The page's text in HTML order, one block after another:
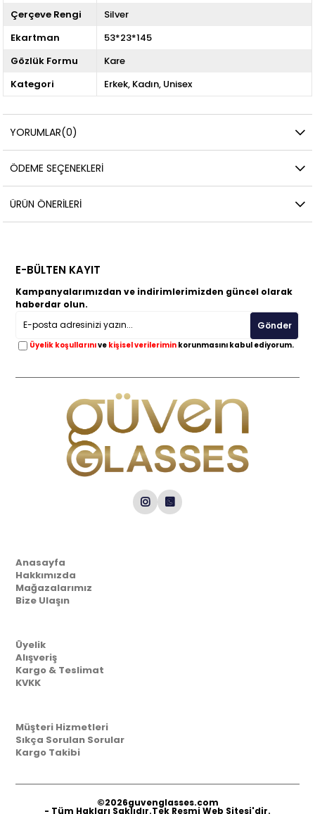
Çerçeve Rengi
Silver
Ekartman
53*23*145
Gözlük Formu
Kare
Kategori
Erkek Kadın Unisex
YORUMLAR(0)
ÖDEME SEÇENEKLERI
ÜRÜN ÖNERILERI
E-BÜLTEN KAYIT
Kampanyalarımızdan ve indirimlerimizden güncel olarak
haberdar olun.
Gönder
Üyelik koşullarınıve kişisel verilerimin korunmasını kabul ediyorum.
Anasayfa
Hakkımızda
Mağazalarımız
Bize Ulaşın
Üyelik
Alışveriş
Kargo & Teslimat
KVKK
Müşteri Hizmetleri
Sıkça Sorulan Sorular
Kargo Takibi
©2026guvenglasses.com
- Tüm Hakları Saklıdır.Tek Resmi Web Sitesi'dir.